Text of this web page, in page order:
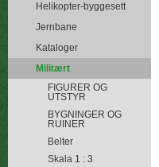
Helikopter-byggesett
Jernbane
Kataloger
Militært
FIGURER OG
UTSTYR
BYGNINGER OG
RUINER
Belter
Skala 1 : 3